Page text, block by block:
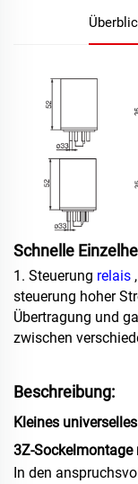
Schnelle
1. Steuerung relais
steuerung hoher
Übertragung und
zwischen
Beschreibung:
Kleines
3Z-
In den